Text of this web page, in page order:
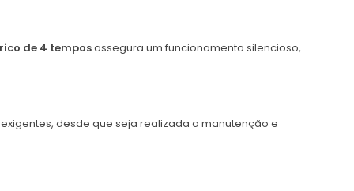
de 4 temposassegura um funcionamento silencioso,
desde que seja realizada a manutenção e